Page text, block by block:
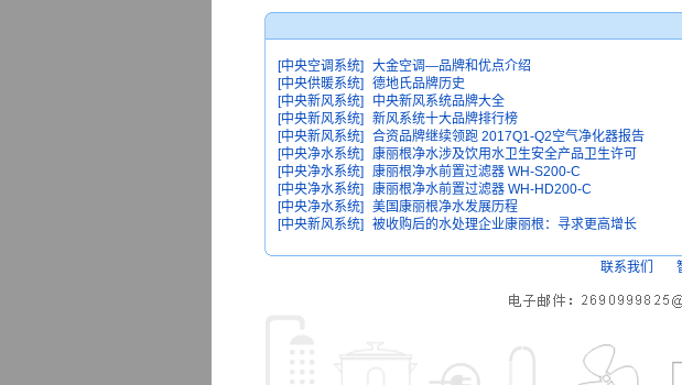
[中央空调系统]
大金空调—品牌和优点介绍
[中央供暖系统]
德地氏品牌历史
[中央新风系统]
中央新风系统品牌大全
[中央新风系统]
新风系统十大品牌排行榜
[中央新风系统]
合资品牌继续领跑 2017Q1-Q2空气净化器报告
[中央净水系统]
康丽根净水涉及饮用水卫生安全产品卫生许可
[中央净水系统]
康丽根净水前置过滤器 WH-S200-C
[中央净水系统]
康丽根净水前置过滤器 WH-HD200-C
[中央净水系统]
美国康丽根净水发展历程
[中央新风系统]
被收购后的水处理企业康丽根：寻求更高增长
联系我们